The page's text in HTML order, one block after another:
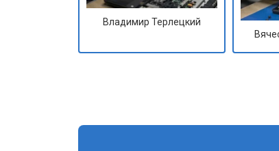
Владимир Терлецкий